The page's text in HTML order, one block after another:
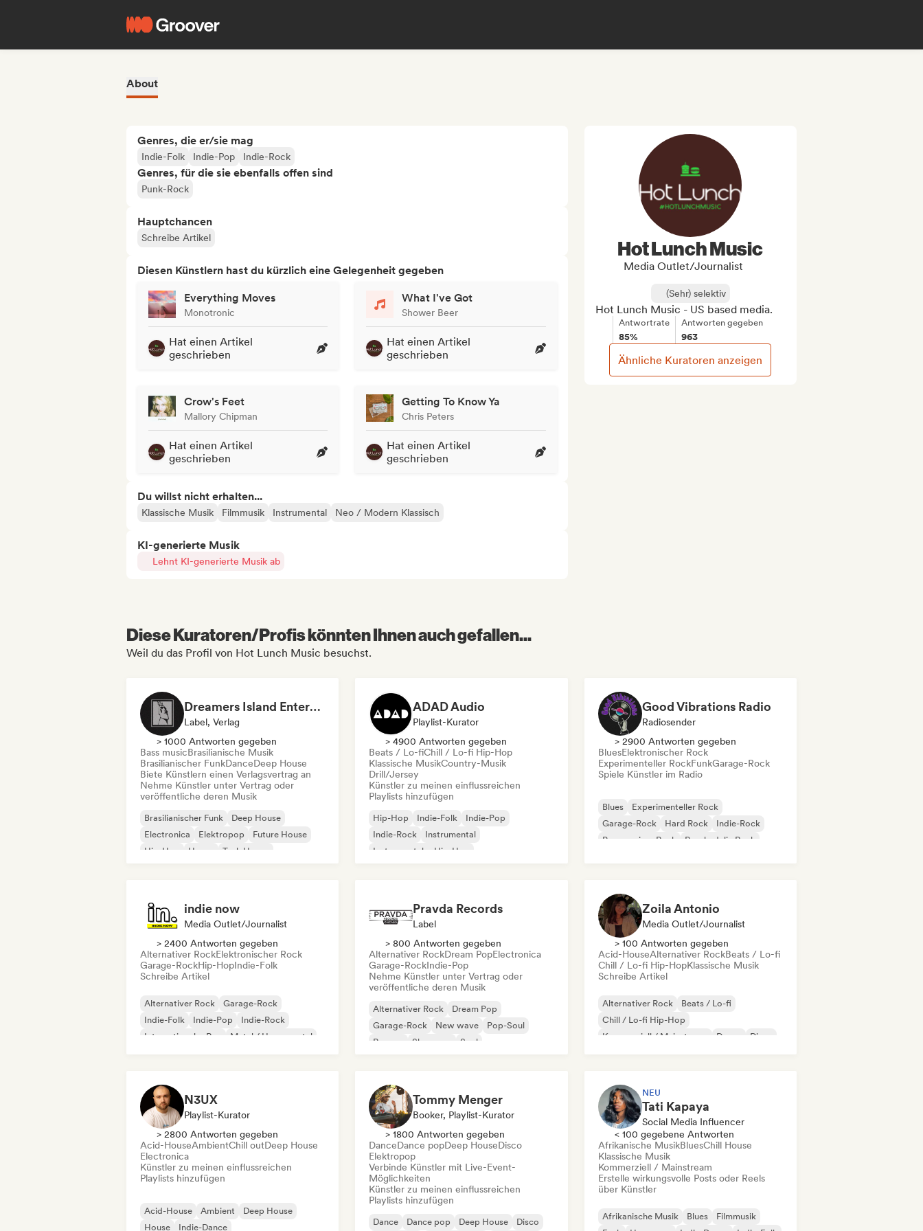
About
Genres, die er/sie mag
Indie-Folk Indie-Pop Indie-Rock
Genres, für die sie ebenfalls offen sind
Punk-Rock
Hauptchancen
Schreibe Artikel
Diesen Künstlern hast du kürzlich eine Gelegenheit gegeben
Everything Moves
Monotronic
Hat einen Artikel
geschrieben
What I've Got
Shower Beer
Hat einen Artikel
geschrieben
Crow's Feet
Mallory Chipman
Hat einen Artikel
geschrieben
Getting To Know Ya
Chris Peters
Hat einen Artikel
geschrieben
Du willst nicht erhalten...
Klassische Musik Filmmusik Instrumental Neo / Modern Klassisch
KI-generierte Musik
Lehnt KI-generierte Musik ab
Hot Lunch Music
Media Outlet/Journalist
(Sehr) selektiv
Hot Lunch Music - US based media.
Antwortrate
85%
Antworten gegeben
963
Ähnliche Kuratoren anzeigen
Diese Kuratoren/Profis könnten Ihnen auch gefallen...
Weil du das Profil von Hot Lunch Music besuchst.
Dreamers Island Entertainment
Label, Verlag
> 1000 Antworten gegeben
Bass musicBrasilianische Musik
Brasilianischer FunkDanceDeep House
Biete Künstlern einen Verlagsvertrag an
Nehme Künstler unter Vertrag oder
veröffentliche deren Musik
Brasilianischer Funk
Deep House
Electronica
Elektropop
Future House
Hip-Hop
House Tech House
ADAD Audio
Playlist-Kurator
> 4900 Antworten gegeben
Beats / Lo-fiChill / Lo-fi Hip-Hop
Klassische MusikCountry-Musik
Drill/Jersey
Künstler zu meinen einflussreichen
Playlists hinzufügen
Hip-Hop Indie-Folk
Indie-Pop
Indie-Rock
Instrumental
Instrumentaler Hip-Hop
Good Vibrations Radio
Radiosender
> 2900 Antworten gegeben
BluesElektronischer Rock
Experimenteller RockFunkGarage-Rock
Spiele Künstler im Radio
Blues
Experimenteller Rock
Garage-Rock
Hard Rock
Indie-Rock
Progressiver Rock
Psychedelic Rock
indie now
Media Outlet/Journalist
> 2400 Antworten gegeben
Alternativer RockElektronischer Rock
Garage-RockHip-HopIndie-Folk
Schreibe Artikel
Alternativer Rock
Garage-Rock
Indie-Folk
Indie-Pop
Indie-Rock
Internationaler Rap
Metal / Heavy metal
Pravda Records
Label
> 800 Antworten gegeben
Alternativer RockDream PopElectronica
Garage-RockIndie-Pop
Nehme Künstler unter Vertrag oder
veröffentliche deren Musik
Alternativer Rock
Dream Pop
Garage-Rock
New wave
Pop-Soul
Reggae
Shoegaze Soul
Zoila Antonio
Media Outlet/Journalist
> 100 Antworten gegeben
Acid-HouseAlternativer RockBeats / Lo-fi
Chill / Lo-fi Hip-HopKlassische Musik
Schreibe Artikel
Alternativer Rock
Beats / Lo-fi
Chill / Lo-fi Hip-Hop
Kommerziell / Mainstream
Dance
Disco
N3UX
Playlist-Kurator
> 2800 Antworten gegeben
Acid-HouseAmbientChill outDeep House
Electronica
Künstler zu meinen einflussreichen
Playlists hinzufügen
Acid-House Ambient
Deep House
House
Indie-Dance
Tommy Menger
Booker, Playlist-Kurator
> 1800 Antworten gegeben
DanceDance popDeep HouseDisco
Elektropop
Verbinde Künstler mit Live-Event-
Möglichkeiten
Künstler zu meinen einflussreichen
Playlists hinzufügen
Dance Dance pop Deep House Disco
NEU
Tati Kapaya
Social Media Influencer
< 100 gegebene Antworten
Afrikanische MusikBluesChill House
Klassische Musik
Kommerziell / Mainstream
Erstelle wirkungsvolle Posts oder Reels
über Künstler
Afrikanische Musik Blues
Filmmusik